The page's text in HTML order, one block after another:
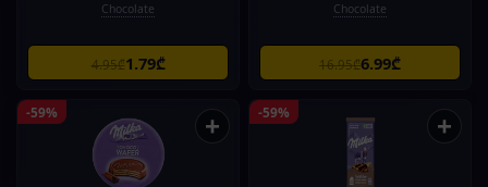
Chocolate
4.95₾1.79₾
Chocolate
16.95₾6.99₾
-59% + -59% +